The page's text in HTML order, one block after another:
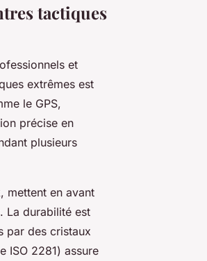
tactiques
et
extrêmes est
le GPS,
précise en
plusieurs
mettent en avant
La durabilité est
par des cristaux
ISO 2281) assure